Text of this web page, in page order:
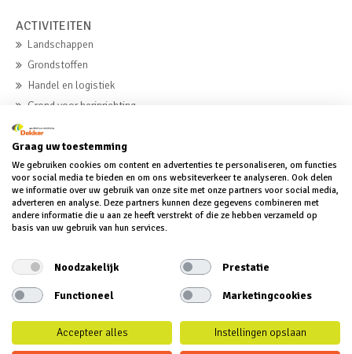
ACTIVITEITEN
Landschappen
Grondstoffen
Handel en logistiek
Grond voor herinrichting
Beton
MVO
MVO
MVO-verklaring
© 2018 Dekker groep BV | Alle rechten voorbehouden | Disclaimer |
Graag uw toestemming
We gebruiken cookies om content en advertenties te personaliseren, om functies
voor social media te bieden en om ons websiteverkeer te analyseren. Ook delen
we informatie over uw gebruik van onze site met onze partners voor social media,
adverteren en analyse. Deze partners kunnen deze gegevens combineren met
andere informatie die u aan ze heeft verstrekt of die ze hebben verzameld op
basis van uw gebruik van hun services.
Noodzakelijk Prestatie
Functioneel Marketingcookies
Accepteer alles Instellingen opslaan